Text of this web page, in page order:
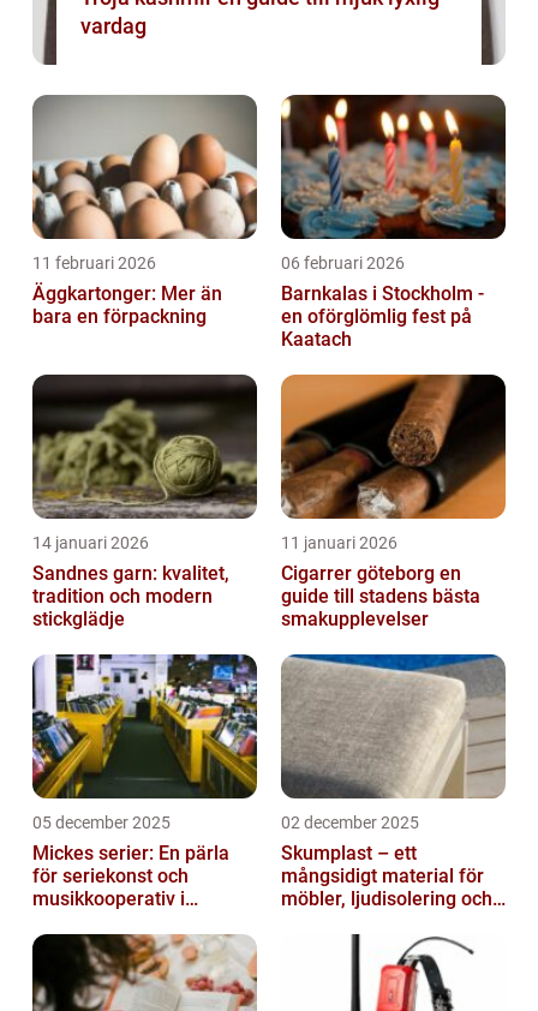
vardag
11 februari 2026
Äggkartonger: Mer än
bara en förpackning
06 februari 2026
Barnkalas i Stockholm -
en oförglömlig fest på
Kaatach
14 januari 2026
Sandnes garn: kvalitet,
tradition och modern
stickglädje
11 januari 2026
Cigarrer göteborg en
guide till stadens bästa
smakupplevelser
05 december 2025
Mickes serier: En pärla
för seriekonst och
musikkooperativ i
02 december 2025
Skumplast – ett
mångsidigt material för
möbler, ljudisolering och